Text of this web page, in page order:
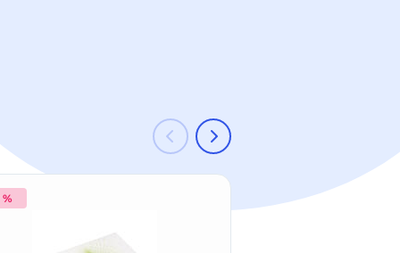
% -25 %